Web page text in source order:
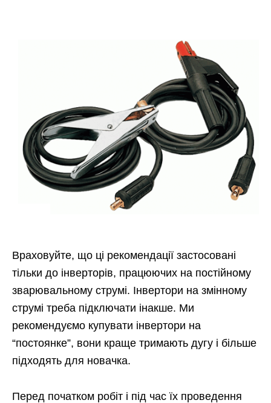
Враховуйте, що ці рекомендації застосовані
тільки до інверторів, працюючих на постійному
зварювальному струмі. Інвертори на змінному
струмі треба підключати інакше. Ми
рекомендуємо купувати інвертори на
“постоянке”, вони краще тримають дугу і більше
підходять для новачка.
Перед початком робіт і під час їх проведення